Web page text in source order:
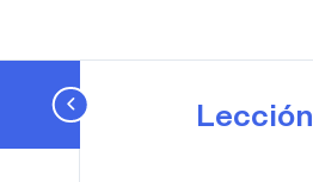
Lección